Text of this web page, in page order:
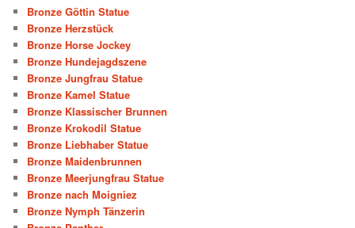
Bronze Göttin Statue
Bronze Herzstück
Bronze Horse Jockey
Bronze Hundejagdszene
Bronze Jungfrau Statue
Bronze Kamel Statue
Bronze Klassischer Brunnen
Bronze Krokodil Statue
Bronze Liebhaber Statue
Bronze Maidenbrunnen
Bronze Meerjungfrau Statue
Bronze nach Moigniez
Bronze Nymph Tänzerin